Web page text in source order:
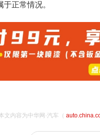
正常情况。
文内容为中华网·汽车（